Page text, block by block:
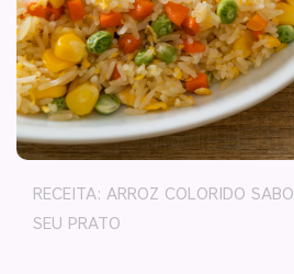
RECEITA: ARROZ COLORIDO
SEU PRATO